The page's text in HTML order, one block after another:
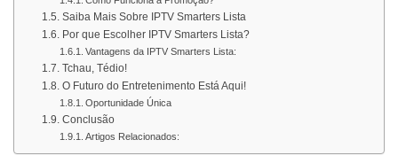
Saiba Mais Sobre IPTV Smarters Lista
Por que Escolher IPTV Smarters Lista?
Vantagens da IPTV Smarters Lista:
Tchau, Tédio!
O Futuro do Entretenimento Está Aqui!
Oportunidade Única
Conclusão
Artigos Relacionados: